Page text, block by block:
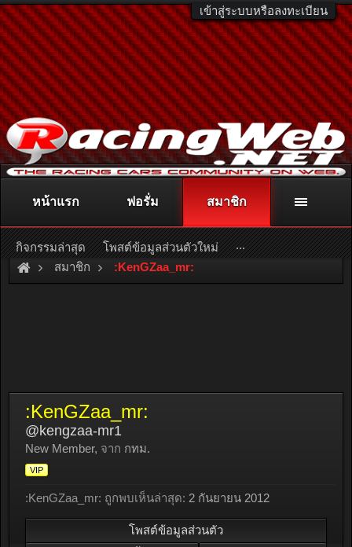
เข้าสู่ระบบหรือลงทะเบียน
ติดต่อลงโฆษณา racingweb@gmail.comหรือโทร. 081-811-1138
หรืออ่านรายละเอียดเพิ่มเติม คลิกที่นี่
สมาชิก :KenGZaa_mr:
:KenGZaa_mr:
@kengzaa-mr1
New Member, จาก กทม.
VIP
:KenGZaa_mr: ถูกพบเห็นล่าสุด: 2 กันยายน 2012
โพสต์ข้อมูลส่วนตัว
หน้าแรก ฟอรั่ม สมาชิก
กิจกรรมล่าสุด โพสต์ข้อมูลส่วนตัวใหม่ ...